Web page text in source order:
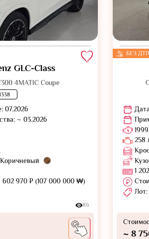
GLC-Class
4MATIC Coupe
07.2026
~ 03.2026
602 970 ₽ (107 000 000 ₩)
86
БЕЗ ДТП
258
1
Лот:
~ 8